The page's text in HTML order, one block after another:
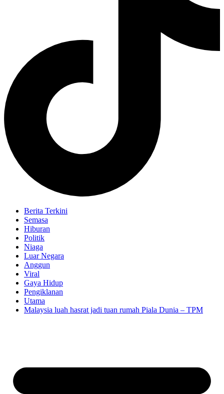
Berita Terkini
Semasa
Hiburan
Politik
Niaga
Luar Negara
Anggun
Viral
Gaya Hidup
Pengiklanan
Utama
Malaysia luah hasrat jadi tuan rumah Piala Dunia – TPM